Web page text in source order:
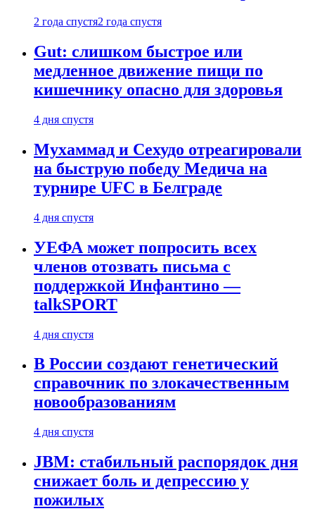
2 года спустя2 года спустя
Gut: слишком быстрое или
медленное движение пищи по
кишечнику опасно для здоровья
4 дня спустя
Мухаммад и Сехудо отреагировали
на быструю победу Медича на
турнире UFC в Белграде
4 дня спустя
УЕФА может попросить всех
членов отозвать письма с
поддержкой Инфантино —
talkSPORT
4 дня спустя
В России создают генетический
справочник по злокачественным
новообразованиям
4 дня спустя
JBM: стабильный распорядок дня
снижает боль и депрессию у
пожилых